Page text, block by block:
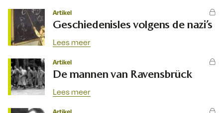
Artikel
Geschiedenisles volgens de nazi’s
Lees meer
Artikel
De mannen van Ravensbrück
Lees meer
Artikel